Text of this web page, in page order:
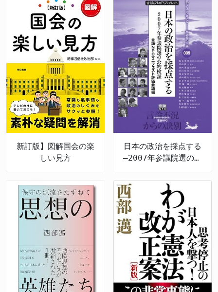
新訂版】図解国会の楽
しい見方
日本の政治を採点する
―2007年参議院選の公